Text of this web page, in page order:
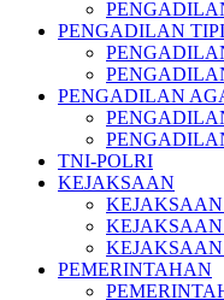
PENGADILAN
PENGADILAN
TNI-POLRI
KEJAKSAAN
PEMERINTAHAN